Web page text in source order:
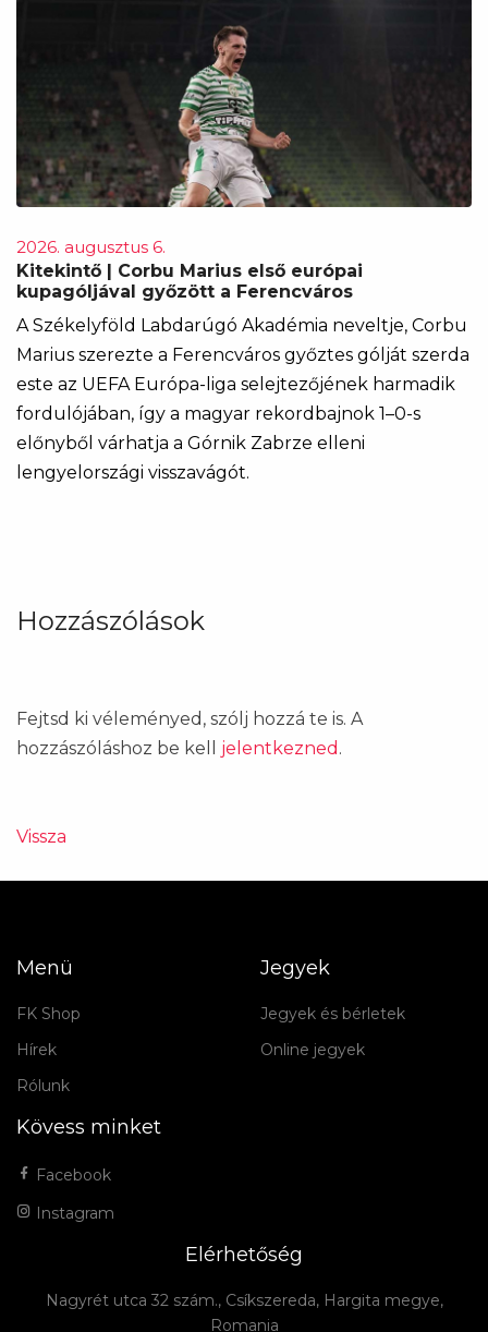
2026. augusztus 6.
Kitekintő | Corbu Marius első európai
kupagóljával győzött a Ferencváros
A Székelyföld Labdarúgó Akadémia neveltje, Corbu
Marius szerezte a Ferencváros győztes gólját szerda
este az UEFA Európa-liga selejtezőjének harmadik
fordulójában, így a magyar rekordbajnok 1–0-s
előnyből várhatja a Górnik Zabrze elleni
lengyelországi visszavágót.
Hozzászólások
Fejtsd ki véleményed, szólj hozzá te is. A
hozzászóláshoz be kell jelentkezned .
Vissza
Menü
FK Shop
Hírek
Rólunk
Jegyek
Jegyek és bérletek
Online jegyek
Kövess minket
Facebook
Instagram
Elérhetőség
Nagyrét utca 32 szám., Csíkszereda, Hargita megye,
Romania